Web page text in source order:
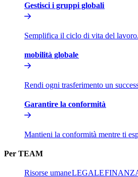
Gestisci i gruppi globali​​
Semplifica il ciclo di vita del lavoro.​​
mobilità globale​​
Rendi ogni trasferimento un
Garantire la conformità​​
Mantieni la conformità mentre ti
Per TEAM​​
Risorse umane​​LEGALE​​